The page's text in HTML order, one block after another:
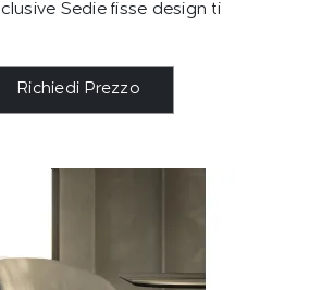
Sedie fisse design ti
Richiedi Prezzo